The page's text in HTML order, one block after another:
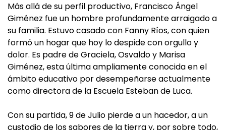
Más allá de su perfil productivo, Francisco Ángel
Giménez fue un hombre profundamente arraigado a
su familia. Estuvo casado con Fanny Ríos, con quien
formó un hogar que hoy lo despide con orgullo y
dolor. Es padre de Graciela, Osvaldo y Marisa
Giménez, esta última ampliamente conocida en el
ámbito educativo por desempeñarse actualmente
como directora de la Escuela Esteban de Luca.
Con su partida, 9 de Julio pierde a un hacedor, a un
custodio de los sabores de la tierra y, por sobre todo,